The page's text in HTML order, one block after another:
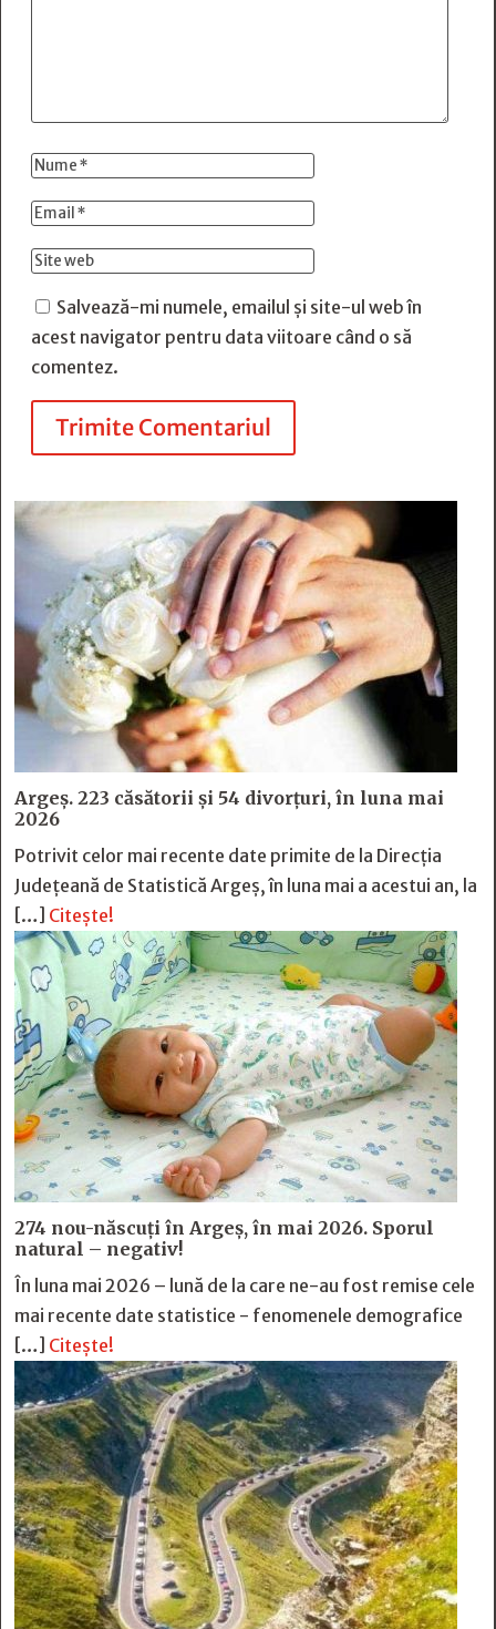
Salvează-mi numele, emailul și site-ul web în
acest navigator pentru data viitoare când o să
comentez.
Trimite Comentariul
Argeș. 223 căsătorii și 54 divorțuri, în luna mai
2026
Potrivit celor mai recente date primite de la Direcția
Județeană de Statistică Argeș, în luna mai a acestui an, la
[…] Citește!
274 nou-născuți în Argeș, în mai 2026. Sporul
natural – negativ!
În luna mai 2026 – lună de la care ne-au fost remise cele
mai recente date statistice - fenomenele demografice
[…] Citește!